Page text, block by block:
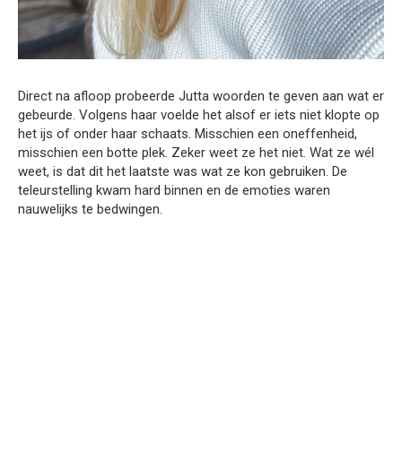
Direct na afloop probeerde Jutta woorden te geven aan wat er
gebeurde. Volgens haar voelde het alsof er iets niet klopte op
het ijs of onder haar schaats. Misschien een oneffenheid,
misschien een botte plek. Zeker weet ze het niet. Wat ze wél
weet, is dat dit het laatste was wat ze kon gebruiken. De
teleurstelling kwam hard binnen en de emoties waren
nauwelijks te bedwingen.